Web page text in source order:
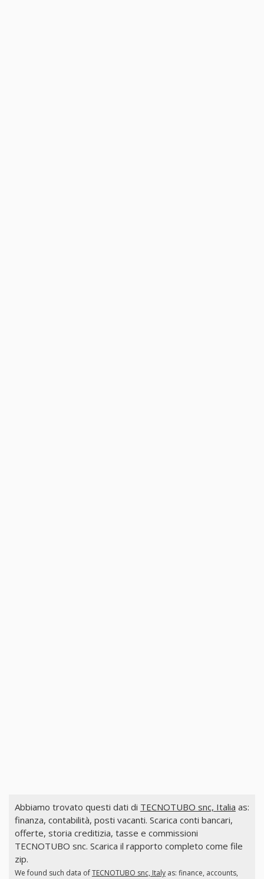
Abbiamo trovato questi dati di TECNOTUBO snc, Italia as:
finanza, contabilità, posti vacanti. Scarica conti bancari,
offerte, storia creditizia, tasse e commissioni
TECNOTUBO snc. Scarica il rapporto completo come file
zip.
We found such data ofTECNOTUBO snc, Italyas: finance, accounts,